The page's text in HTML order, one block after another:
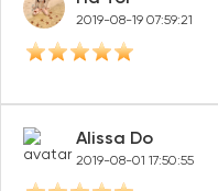
2019-08-19 07:59:21
Alissa Do
2019-08-01 17:50:55